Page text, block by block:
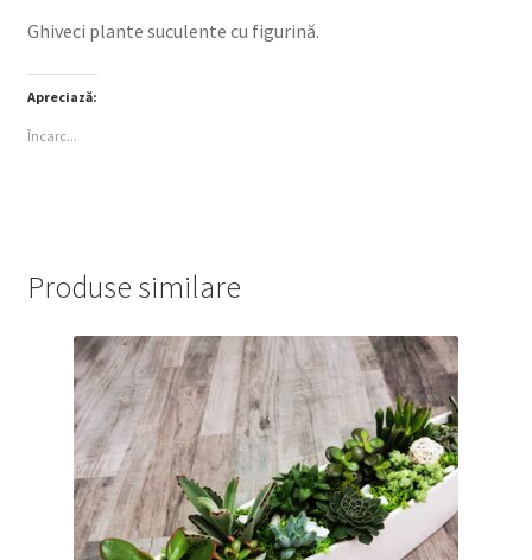
Ghiveci plante suculente cu figurină.
Apreciază:
Încarc...
Produse similare